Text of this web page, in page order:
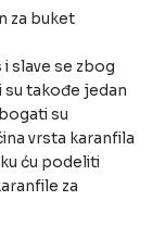
slave se zbog
su takođe jedan
su
vrsta karanfila
ću podeliti
za